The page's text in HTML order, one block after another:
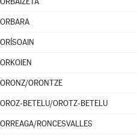
ORBARA
ORÍSOAIN
ORKOIEN
ORONZ/ORONTZE
OROZ-BETELU/OROTZ-BETELU
ORREAGA/RONCESVALLES